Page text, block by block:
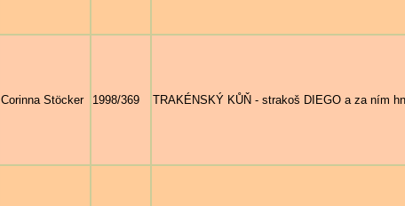
Corinna Stöcker 1998/369 TRAKÉNSKÝ KŮŇ - strakoš DIEGO a za ním